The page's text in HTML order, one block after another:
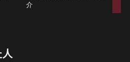
介